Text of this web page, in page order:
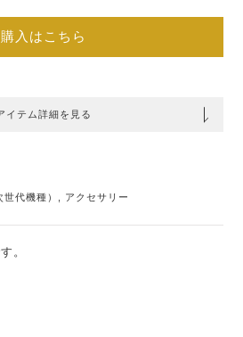
購入はこちら
イテム詳細を見る
代機種） アクセサリー
。